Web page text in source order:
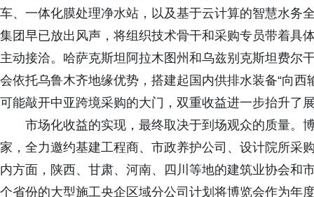
车、一体化膜处理净水站，以及基于云计算的智慧水务
集团早已放出风声，将组织技术骨干和采购专员带着具
主动接洽。哈萨克斯坦阿拉木图州和乌兹别克斯坦费尔
会依托乌鲁木齐地缘优势，搭建起国内供排水装备“向
可能敲开中亚跨境采购的大门，双重收益进一步抬升了
市场化收益的实现，最终取决于到场观众的质量。
家，全力邀约基建工程商、市政养护公司、设计院所采
内方面，陕西、甘肃、河南、四川等地的建筑业协会和
个省份的大型施工央企区域分公司计划将博览会作为年